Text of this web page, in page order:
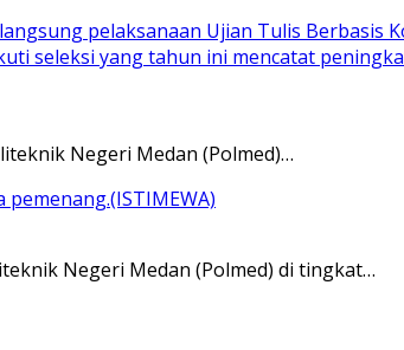
Negeri Medan (Polmed)…
Negeri Medan (Polmed) di tingkat…